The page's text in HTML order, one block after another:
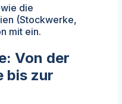
die
(Stockwerke,
mit ein.
Von der
bis zur